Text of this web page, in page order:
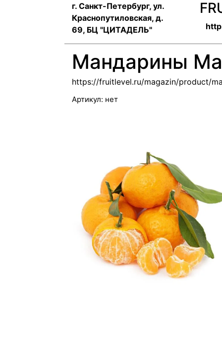
г. Санкт-Петербург, ул.
Краснопутиловская, д.
69, БЦ "ЦИТАДЕЛЬ"
Мандарины
https://fruitlevel.ru/magazin/product/
Артикул: нет